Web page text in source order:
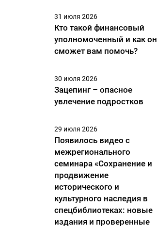
31 июля 2026
Кто такой финансовый
уполномоченный и как он
сможет вам помочь?
30 июля 2026
Зацепинг – опасное
увлечение подростков
29 июля 2026
Появилось видео с
межрегионального
семинара «Сохранение и
продвижение
исторического и
культурного наследия в
спецбиблиотеках: новые
издания и проверенные